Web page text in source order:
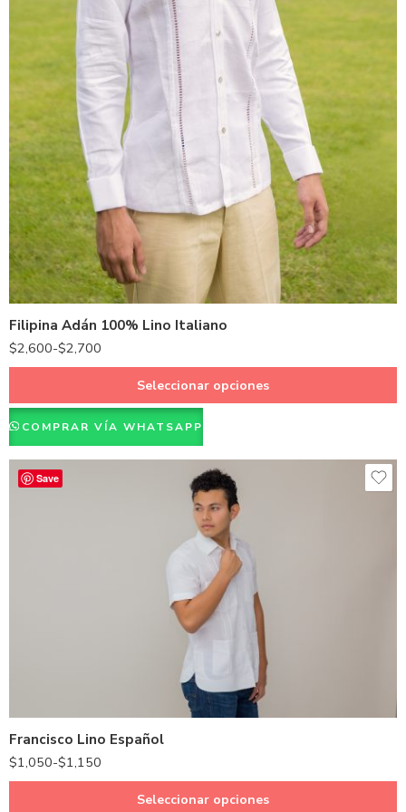
Filipina Adán 100% Lino Italiano
$2,600-$2,700
Azul Cielo
Azul Marino
Beige
Café
Gris
Hueso
Kaki
Natural
Rosado
Verde Cemento
Amarillo
Seleccionar opciones
COMPRAR VÍA WHATSAPP
Save
Francisco Lino Español
$1,050-$1,150
Rojo
Blanco
Seleccionar opciones